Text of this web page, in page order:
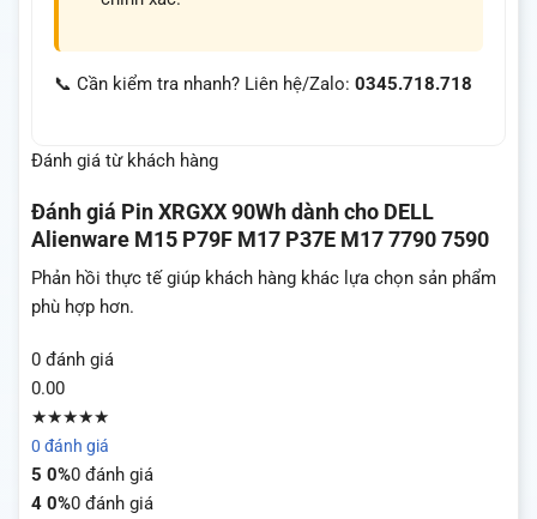
📞 Cần kiểm tra nhanh? Liên hệ/Zalo: 0345.718.718
Đánh giá từ khách hàng
Đánh giá Pin XRGXX 90Wh dành cho DELL
Alienware M15 P79F M17 P37E M17 7790 7590
Phản hồi thực tế giúp khách hàng khác lựa chọn sản phẩm
phù hợp hơn.
0 đánh giá
0.00
★★★★★
0 đánh giá
5 0%0 đánh giá
4 0%0 đánh giá